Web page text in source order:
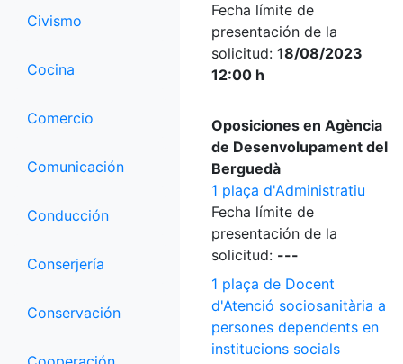
Civismo
Cocina
Comercio
Comunicación
Conducción
Conserjería
Conservación
Fecha límite de
presentación de la
solicitud: 18/08/2023
12:00 h
Oposiciones en Agència
de Desenvolupament del
Berguedà
1 plaça d'Administratiu
Fecha límite de
presentación de la
solicitud: ---
1 plaça de Docent
d'Atenció sociosanitària a
persones dependents en
institucions socials